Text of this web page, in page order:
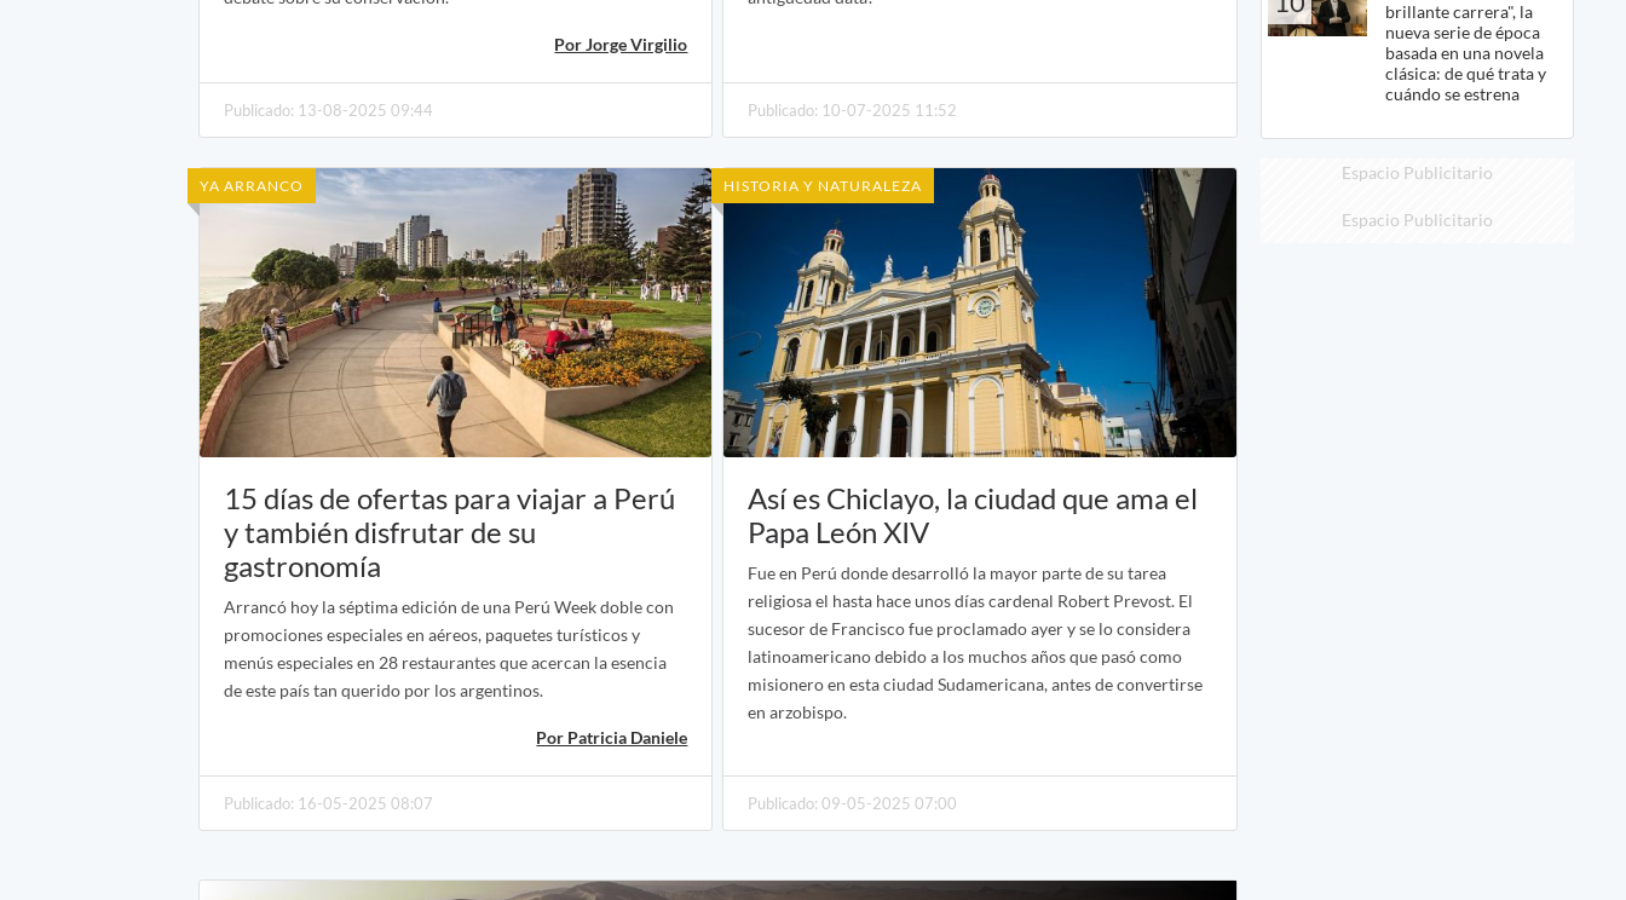
Por Jorge Virgilio
Publicado: 13-08-2025 09:44 Publicado: 10-07-2025 11:52
YA ARRANCO
15 días de ofertas para viajar a Perú
y también disfrutar de su
gastronomía
Arrancó hoy la séptima edición de una Perú Week doble con
promociones especiales en aéreos, paquetes turísticos y
menús especiales en 28 restaurantes que acercan la esencia
de este país tan querido por los argentinos.
Por Patricia Daniele
Publicado: 16-05-2025 08:07
HISTORIA Y NATURALEZA
Así es Chiclayo, la ciudad que ama el
Papa León XIV
Fue en Perú donde desarrolló la mayor parte de su tarea
religiosa el hasta hace unos días cardenal Robert Prevost. El
sucesor de Francisco fue proclamado ayer y se lo considera
latinoamericano debido a los muchos años que pasó como
misionero en esta ciudad Sudamericana, antes de convertirse
en arzobispo.
Publicado: 09-05-2025 07:00
brillante carrera", la
nueva serie de época
basada en una novela
clásica: de qué trata y
cuándo se estrena
Espacio Publicitario
Espacio Publicitario